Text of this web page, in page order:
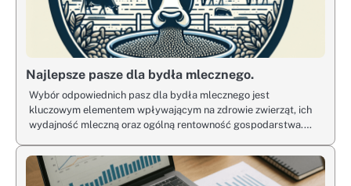
Najlepsze pasze dla bydła mlecznego.
Wybór odpowiednich pasz dla bydła mlecznego jest
kluczowym elementem wpływającym na zdrowie zwierząt, ich
wydajność mleczną oraz ogólną rentowność gospodarstwa.…